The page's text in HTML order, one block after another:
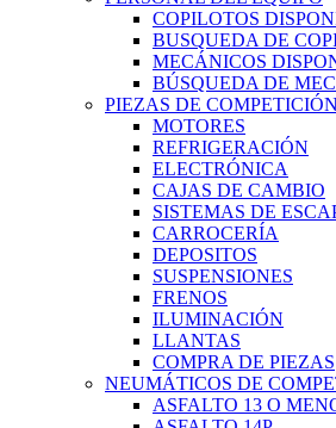
COPILOTOS
BUSQUEDA DE
MECÁNICOS
BÚSQUEDA DE
PIEZAS DE COMPETICIÓN
MOTORES
REFRIGERACIÓN
ELECTRÓNICA
CAJAS DE CAMBIO
SISTEMAS DE
CARROCERÍA
DEPOSITOS
SUSPENSIONES
FRENOS
ILUMINACIÓN
LLANTAS
COMPRA DE PIEZAS
NEUMÁTICOS DE
ASFALTO 13 O